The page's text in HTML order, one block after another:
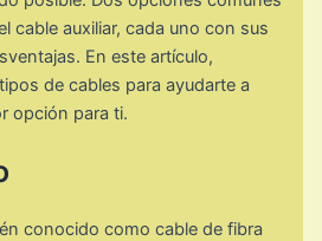
cable auxiliar, cada uno con sus
En este artículo,
de cables para ayudarte a
opción para ti.
conocido como cable de fibra